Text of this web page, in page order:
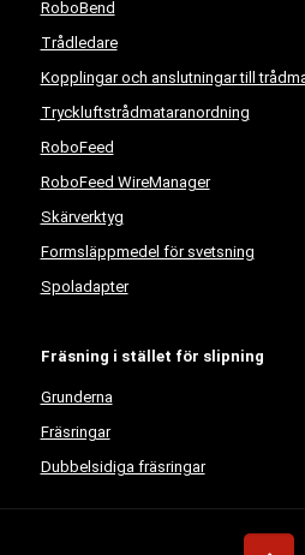
RoboBend
Trådledare
Kopplingar och anslutningar till
Tryckluftstrådmataranordning
RoboFeed
RoboFeed WireManager
Skärverktyg
Formsläppmedel för svetsning
Spoladapter
Fräsning i stället för slipning
Grunderna
Fräsringar
Dubbelsidiga fräsringar